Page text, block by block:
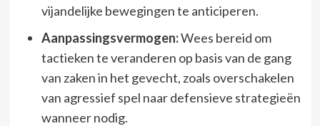
vijandelijke bewegingen te anticiperen.
Aanpassingsvermogen:Wees bereid om
tactieken te veranderen op basis van de gang
van zaken in het gevecht, zoals overschakelen
van agressief spel naar defensieve strategieën
wanneer nodig.